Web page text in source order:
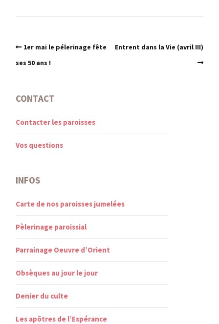
1er mai le pélerinage fête
ses 50 ans !
Entrent dans la Vie (avril III)
CONTACT
Contacter les paroisses
Vos questions
INFOS
Carte de nos paroisses jumelées
Pèlerinage paroissial
Parrainage Oeuvre d’Orient
Obsèques au jour le jour
Denier du culte
Les apôtres de l’Espérance